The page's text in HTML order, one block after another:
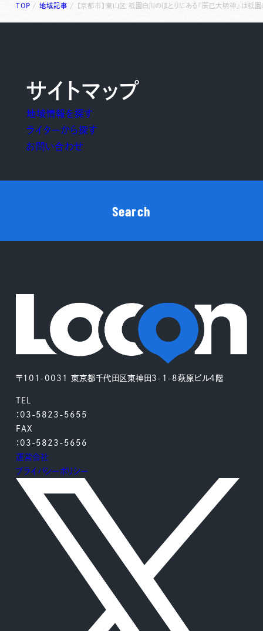
TOP /地域記事 / 【京都市】東山区 祇園白川のほとりにある『辰己大明神』は祇
〒101-0031 東京都千代田区東神田3-1-8萩原ビル4階
TEL
：03-5823-5655
FAX
：03-5823-5656
運営会社
プライバシーポリシー
サイトマップ
地域情報を探す
ライターから探す
お問い合わせ
Search